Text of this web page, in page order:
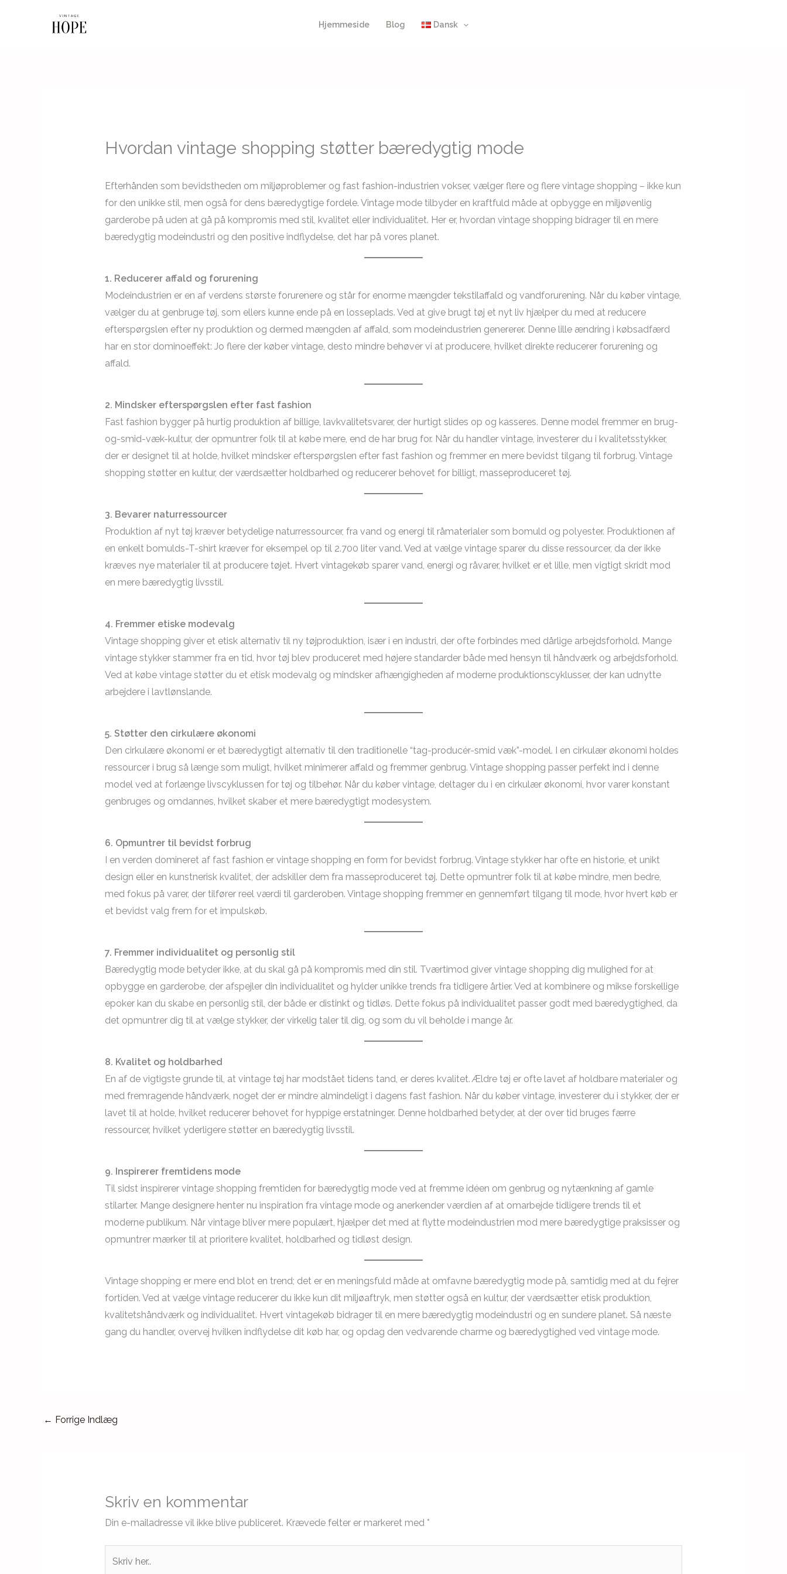
Hjemmeside Blog Dansk
Hvordan vintage shopping støtter bæredygtig mode
Efterhånden som bevidstheden om miljøproblemer og fast fashion-industrien vokser, vælger flere og flere vintage shopping – ikke kun
for den unikke stil, men også for dens bæredygtige fordele. Vintage mode tilbyder en kraftfuld måde at opbygge en miljøvenlig
garderobe på uden at gå på kompromis med stil, kvalitet eller individualitet. Her er, hvordan vintage shopping bidrager til en mere
bæredygtig modeindustri og den positive indflydelse, det har på vores planet.
1. Reducerer affald og forurening
Modeindustrien er en af verdens største forurenere og står for enorme mængder tekstilaffald og vandforurening. Når du køber vintage,
vælger du at genbruge tøj, som ellers kunne ende på en losseplads. Ved at give brugt tøj et nyt liv hjælper du med at reducere
efterspørgslen efter ny produktion og dermed mængden af affald, som modeindustrien genererer. Denne lille ændring i købsadfærd
har en stor dominoeffekt: Jo flere der køber vintage, desto mindre behøver vi at producere, hvilket direkte reducerer forurening og
affald.
2. Mindsker efterspørgslen efter fast fashion
Fast fashion bygger på hurtig produktion af billige, lavkvalitetsvarer, der hurtigt slides op og kasseres. Denne model fremmer en brug-
og-smid-væk-kultur, der opmuntrer folk til at købe mere, end de har brug for. Når du handler vintage, investerer du i kvalitetsstykker,
der er designet til at holde, hvilket mindsker efterspørgslen efter fast fashion og fremmer en mere bevidst tilgang til forbrug. Vintage
shopping støtter en kultur, der værdsætter holdbarhed og reducerer behovet for billigt, masseproduceret tøj.
3. Bevarer naturressourcer
Produktion af nyt tøj kræver betydelige naturressourcer, fra vand og energi til råmaterialer som bomuld og polyester. Produktionen af
en enkelt bomulds-T-shirt kræver for eksempel op til 2.700 liter vand. Ved at vælge vintage sparer du disse ressourcer, da der ikke
kræves nye materialer til at producere tøjet. Hvert vintagekøb sparer vand, energi og råvarer, hvilket er et lille, men vigtigt skridt mod
en mere bæredygtig livsstil.
4. Fremmer etiske modevalg
Vintage shopping giver et etisk alternativ til ny tøjproduktion, især i en industri, der ofte forbindes med dårlige arbejdsforhold. Mange
vintage stykker stammer fra en tid, hvor tøj blev produceret med højere standarder både med hensyn til håndværk og arbejdsforhold.
Ved at købe vintage støtter du et etisk modevalg og mindsker afhængigheden af moderne produktionscyklusser, der kan udnytte
arbejdere i lavtlønslande.
5. Støtter den cirkulære økonomi
Den cirkulære økonomi er et bæredygtigt alternativ til den traditionelle “tag-producér-smid væk”-model. I en cirkulær økonomi holdes
ressourcer i brug så længe som muligt, hvilket minimerer affald og fremmer genbrug. Vintage shopping passer perfekt ind i denne
model ved at forlænge livscyklussen for tøj og tilbehør. Når du køber vintage, deltager du i en cirkulær økonomi, hvor varer konstant
genbruges og omdannes, hvilket skaber et mere bæredygtigt modesystem.
6. Opmuntrer til bevidst forbrug
I en verden domineret af fast fashion er vintage shopping en form for bevidst forbrug. Vintage stykker har ofte en historie, et unikt
design eller en kunstnerisk kvalitet, der adskiller dem fra masseproduceret tøj. Dette opmuntrer folk til at købe mindre, men bedre,
med fokus på varer, der tilfører reel værdi til garderoben. Vintage shopping fremmer en gennemført tilgang til mode, hvor hvert køb er
et bevidst valg frem for et impulskøb.
7. Fremmer individualitet og personlig stil
Bæredygtig mode betyder ikke, at du skal gå på kompromis med din stil. Tværtimod giver vintage shopping dig mulighed for at
opbygge en garderobe, der afspejler din individualitet og hylder unikke trends fra tidligere årtier. Ved at kombinere og mikse forskellige
epoker kan du skabe en personlig stil, der både er distinkt og tidløs. Dette fokus på individualitet passer godt med bæredygtighed, da
det opmuntrer dig til at vælge stykker, der virkelig taler til dig, og som du vil beholde i mange år.
8. Kvalitet og holdbarhed
En af de vigtigste grunde til, at vintage tøj har modstået tidens tand, er deres kvalitet. Ældre tøj er ofte lavet af holdbare materialer og
med fremragende håndværk, noget der er mindre almindeligt i dagens fast fashion. Når du køber vintage, investerer du i stykker, der er
lavet til at holde, hvilket reducerer behovet for hyppige erstatninger. Denne holdbarhed betyder, at der over tid bruges færre
ressourcer, hvilket yderligere støtter en bæredygtig livsstil.
9. Inspirerer fremtidens mode
Til sidst inspirerer vintage shopping fremtiden for bæredygtig mode ved at fremme idéen om genbrug og nytænkning af gamle
stilarter. Mange designere henter nu inspiration fra vintage mode og anerkender værdien af at omarbejde tidligere trends til et
moderne publikum. Når vintage bliver mere populært, hjælper det med at flytte modeindustrien mod mere bæredygtige praksisser og
opmuntrer mærker til at prioritere kvalitet, holdbarhed og tidløst design.
Vintage shopping er mere end blot en trend; det er en meningsfuld måde at omfavne bæredygtig mode på, samtidig med at du fejrer
fortiden. Ved at vælge vintage reducerer du ikke kun dit miljøaftryk, men støtter også en kultur, der værdsætter etisk produktion,
kvalitetshåndværk og individualitet. Hvert vintagekøb bidrager til en mere bæredygtig modeindustri og en sundere planet. Så næste
gang du handler, overvej hvilken indflydelse dit køb har, og opdag den vedvarende charme og bæredygtighed ved vintage mode.
← Forrige Indlæg
Skriv en kommentar
Din e-mailadresse vil ikke blive publiceret. Krævede felter er markeret med *